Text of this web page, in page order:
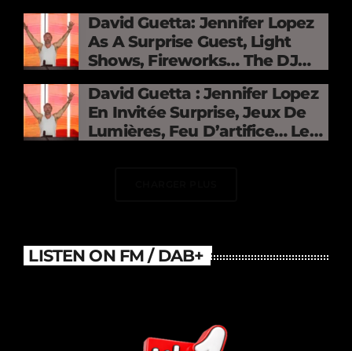
David Guetta: Jennifer Lopez
As A Surprise Guest, Light
Shows, Fireworks… The DJ
Electrifies The Stade De
France
David Guetta : Jennifer Lopez
En Invitée Surprise, Jeux De
Lumières, Feu D’artifice… Le
LISTEN ON FM / DAB+